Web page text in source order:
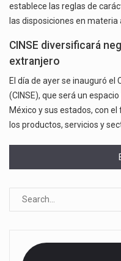
establece las reglas de
las disposiciones en materia
CINSE diversificará
extranjero
El día de ayer se inauguró el
(CINSE), que será un
México y sus estados, con
los productos, servicios y